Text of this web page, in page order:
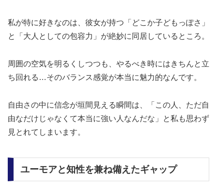
私が特に好きなのは、彼女が持つ「どこか子どもっぽさ」
と「大人としての包容力」が絶妙に同居しているところ。
周囲の空気を明るくしつつも、やるべき時にはきちんと立
ち回れる…そのバランス感覚が本当に魅力的なんです。
自由さの中に信念が垣間見える瞬間は、「この人、ただ自
由なだけじゃなくて本当に強い人なんだな」と私も思わず
見とれてしまいます。
ユーモアと知性を兼ね備えたギャップ